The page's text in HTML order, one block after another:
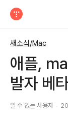
새소식/Mac
애플,
발자 베
알 수 없는 사용자